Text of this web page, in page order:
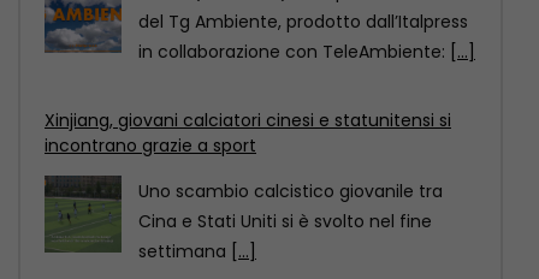
Uno scambio calcistico giovanile tra
Cina e Stati Uniti si è svolto nel fine
Motori Magazine – 9/8/2026
ROMA (ITALPRESS) – In questa edizione:
– Nuova Mercedes GLA, ancora più
elettrica e tecnologica